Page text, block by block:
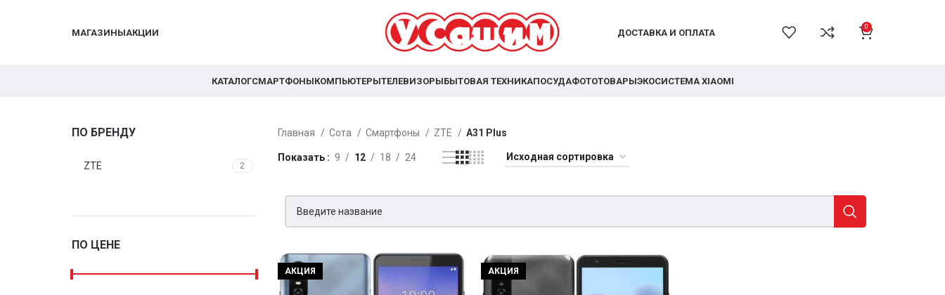
МАГАЗИНЫАКЦИИ ДОСТАВКА И ОПЛАТА
0
КАТАЛОГСМАРТФОНЫКОМПЬЮТЕРЫТЕЛЕВИЗОРЫБЫТОВАЯ ТЕХНИКАПОСУДАФОТОТОВАРЫЭКОСИСТЕМА XIAOMI
ПО БРЕНДУ
ZTE 2
ПО ЦЕНЕ
Главная Сота Смартфоны ZTE A31 Plus
Показать 9 12 18 24
АКЦИЯ АКЦИЯ